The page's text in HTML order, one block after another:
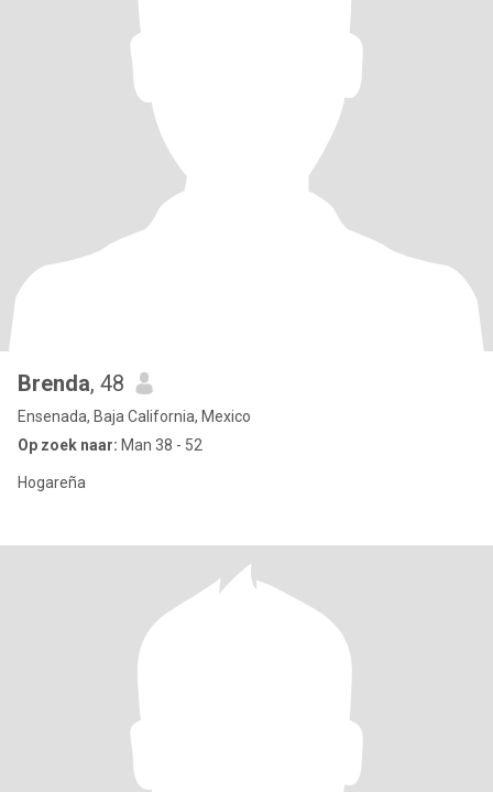
Brenda, 48
Ensenada, Baja California, Mexico
Op zoek naar: Man 38 - 52
Hogareña